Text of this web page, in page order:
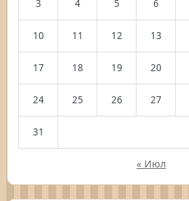
3 4 5 6
10 11 12 13
17 18 19 20
24 25 26 27
31
« Июл